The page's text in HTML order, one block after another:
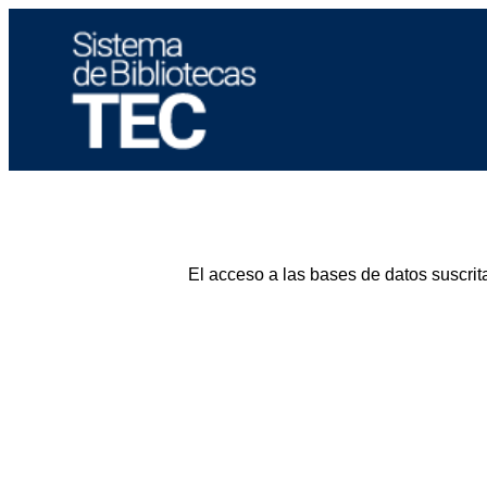
El acceso a las bases de datos